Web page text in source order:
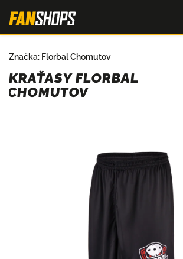
KRAŤASY FLORBAL
CHOMUTOV
Značka: Florbal Chomutov